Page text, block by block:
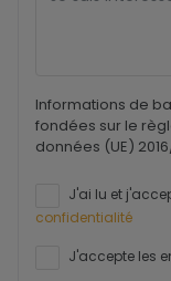
Informations de
fondées sur le
données (UE)
J'ai lu et
confidentialité
J'accepte les